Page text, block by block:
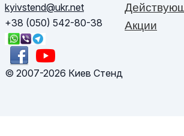
kyivstend@ukr.net
+38 (050) 542-80-38
© 2007-2026 Киев Стенд
Акции